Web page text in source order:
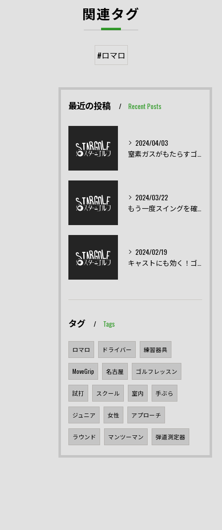
関連タグ
#ロマロ
最近の投稿 Recent Posts
2024/04/03
2024/03/22
2024/02/19
タグ Tags
ロマロ ドライバー 練習器具
MoveGrip 名古屋 ゴルフレッスン
試打 スクール 室内 手ぶら
ジュニア 女性 アプローチ
ラウンド マンツーマン 弾道測定器